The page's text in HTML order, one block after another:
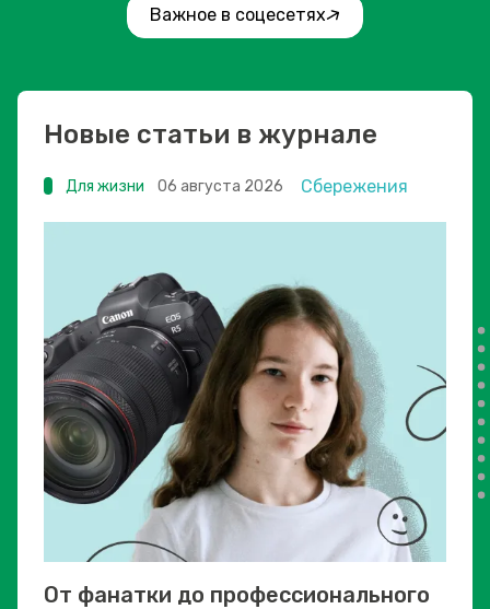
Важное в соцесетях
Новые статьи в журнале
Для жизни 06 августа 2026 Сбережения
От фанатки до профессионального